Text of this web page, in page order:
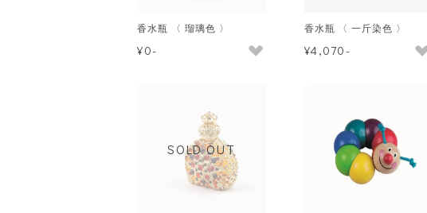
香水瓶 〈 瑠璃色 〉
¥0-
香水瓶 〈 一斤染色 〉
¥4,070-
SOLD OUT